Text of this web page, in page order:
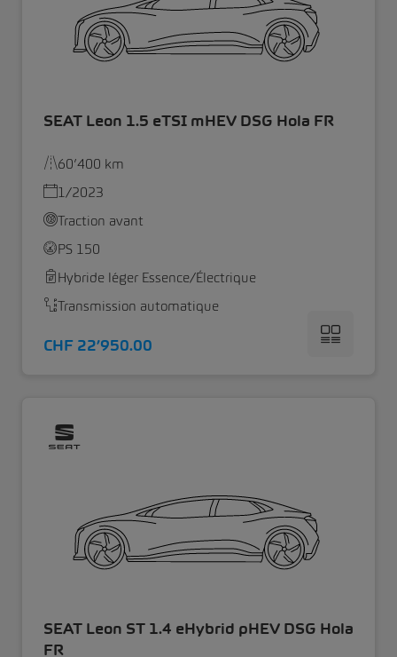
SEAT Leon 1.5 eTSI mHEV DSG Hola FR
60’400 km
1/2023
Traction avant
PS 150
Hybride léger Essence/Électrique
Transmission automatique
CHF 22’950.00
SEAT Leon ST 1.4 eHybrid pHEV DSG Hola
FR